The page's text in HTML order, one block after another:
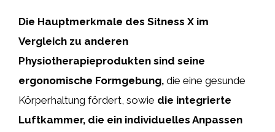
Die Hauptmerkmale des Sitness X im
Vergleich zu anderen
Physiotherapieprodukten sind seine
ergonomische Formgebung, die eine gesunde
Körperhaltung fördert, sowie die integrierte
Luftkammer, die ein individuelles Anpassen